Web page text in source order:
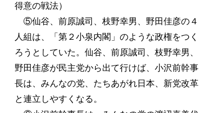
得意の戦法）
⑤仙谷、前原誠司、枝野幸男、野田佳彦の４
人組は、「第２小泉内閣」のような政権をつく
ろうとしていた。仙谷、前原誠司、枝野幸男、
野田佳彦が民主党から出て行けば、小沢前幹事
長は、みんなの党、たちあがれ日本、新党改革
と連立しやすくなる。